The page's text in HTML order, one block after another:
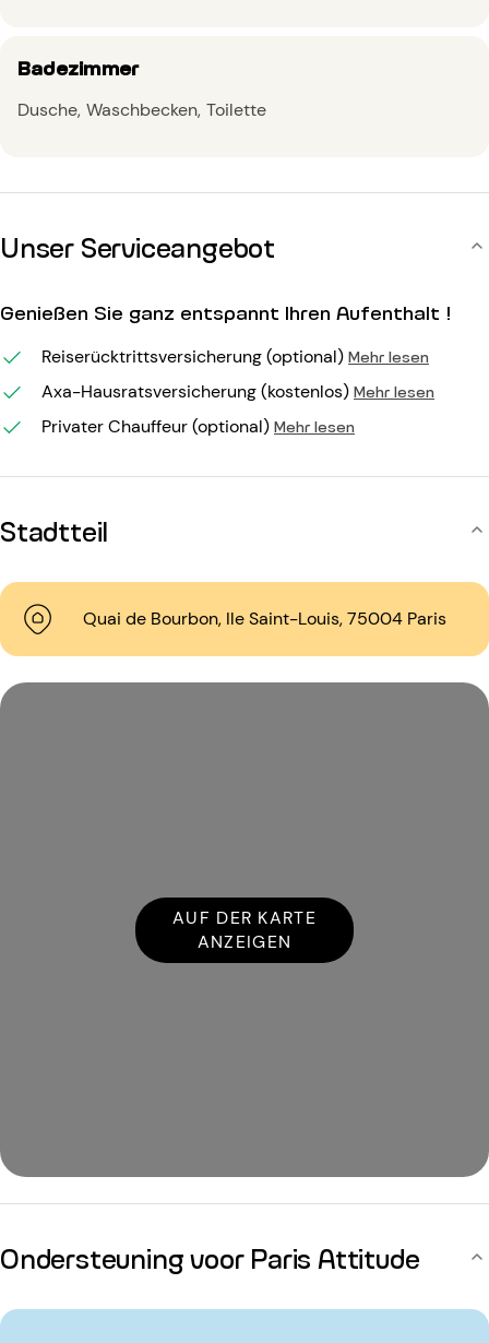
Badezimmer
Dusche Waschbecken Toilette
Unser Serviceangebot
Genießen Sie ganz entspannt Ihren Aufenthalt !
Reiserücktrittsversicherung (optional) Mehr lesen
Axa-Hausratsversicherung (kostenlos) Mehr lesen
Privater Chauffeur (optional) Mehr lesen
Stadtteil
Quai de Bourbon, Ile Saint-Louis, 75004 Paris
AUF DER KARTE
ANZEIGEN
Ondersteuning voor Paris Attitude